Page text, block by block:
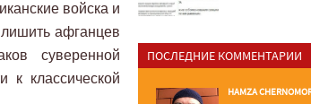
войска и
афганцев
суверенной
к классической
ПОСЛЕДНИЕ КОММЕНТАРИИ
HAMZA